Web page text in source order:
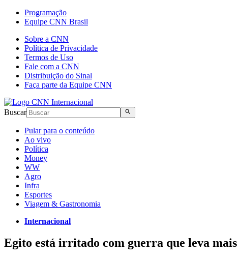
Programação
Equipe CNN Brasil
Sobre a CNN
Política de Privacidade
Termos de Uso
Fale com a CNN
Distribuição do Sinal
Faça parte da Equipe CNN
Buscar
Pular para o conteúdo
Ao vivo
Política
Money
WW
Agro
Infra
Esportes
Viagem & Gastronomia
Internacional
Egito está irritado com guerra que leva